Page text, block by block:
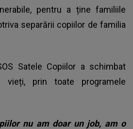
pentru a ține familiile
separării copiilor de familia
Satele Copiilor a schimbat
vieți, prin toate programele
nu am doar un job, am o